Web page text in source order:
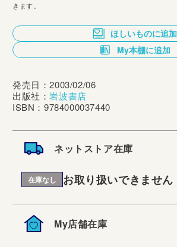
きます。
ほしいものに追加
My本棚に追加
発売日：2003/02/06
出版社：岩波書店
ISBN：9784000037440
ネットストア在庫
在庫なし お取り扱いできません
My店舗在庫